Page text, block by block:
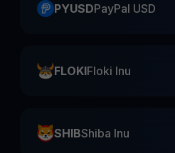
PYUSDPayPal USD
FLOKIFloki Inu
SHIBShiba Inu